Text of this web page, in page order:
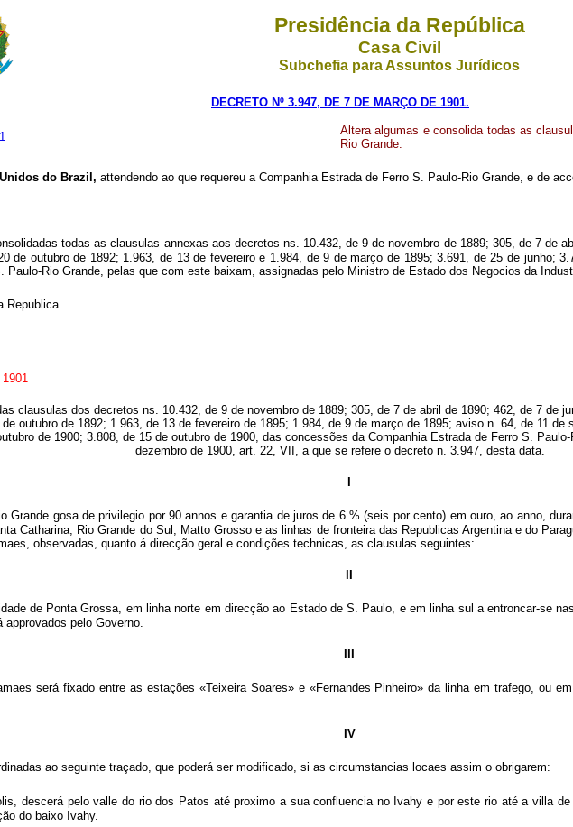
Presidência da República
Casa Civil
Subchefia para Assuntos Jurídicos
DECRETO Nº 3.947, DE 7 DE MARÇO DE 1901.
Altera algumas e consolida todas as
Rio Grande.
do Brazil, attendendo ao que requereu a Companhia Estrada de Ferro S. Paulo-Rio Grande, e de
todas as clausulas annexas aos decretos ns. 10.432, de 9 de novembro de 1889; 305, de 7 de
de outubro de 1892; 1.963, de 13 de fevereiro e 1.984, de 9 de março de 1895; 3.691, de 25 de junho;
Rio Grande, pelas que com este baixam, assignadas pelo Ministro de Estado dos Negocios da
Republica.
clausulas dos decretos ns. 10.432, de 9 de novembro de 1889; 305, de 7 de abril de 1890; 462, de 7 de
outubro de 1892; 1.963, de 13 de fevereiro de 1895; 1.984, de 9 de março de 1895; aviso n. 64, de 11
de 1900; 3.808, de 15 de outubro de 1900, das concessões da Companhia Estrada de Ferro S.
dezembro de 1900, art. 22, VII, a que se refere o decreto n. 3.947, desta data.
Grande gosa de privilegio por 90 annos e garantia de juros de 6 % (seis por cento) em ouro, ao anno,
Catharina, Rio Grande do Sul, Matto Grosso e as linhas de fronteira das Republicas Argentina e do
observadas, quanto á direcção geral e condições technicas, as clausulas seguintes:
de Ponta Grossa, em linha norte em direcção ao Estado de S. Paulo, e em linha sul a entroncar-se
pelo Governo.
será fixado entre as estações «Teixeira Soares» e «Fernandes Pinheiro» da linha em trafego, ou
IV
ao seguinte traçado, que poderá ser modificado, si as circumstancias locaes assim o obrigarem:
descerá pelo valle do rio dos Patos até proximo a sua confluencia no Ivahy e por este rio até a villa
do baixo Ivahy.